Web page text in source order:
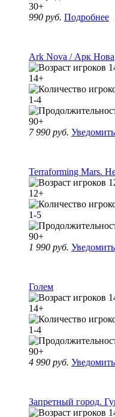
30+
990 руб. Подробнее
Ark Nova / Арк Нова
14+
1-4
90+
7 990 руб. Уведомить
Terraforming Mars.
12+
1-5
90+
1 990 руб. Уведомить
Голем
14+
1-4
90+
4 990 руб. Уведомить
Запретный город.